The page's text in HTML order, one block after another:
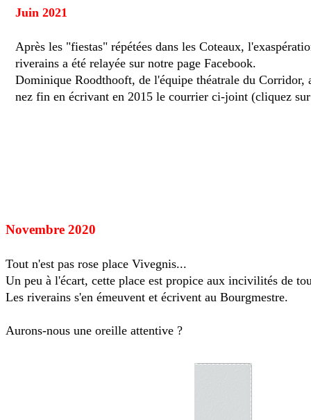
Juin 2021
Après les "fiestas" répétées dans les Coteaux,
riverains a été relayée sur notre page Facebook.
Dominique Roodthooft, de l'équipe théatrale du Corridor,
nez fin en écrivant en 2015 le courrier ci-joint (cliquez
Novembre 2020
Tout n'est pas rose place Vivegnis...
Un peu à l'écart, cette place est propice aux incivilités de
Les riverains s'en émeuvent et écrivent au Bourgmestre.
Aurons-nous une oreille attentive ?
Liège